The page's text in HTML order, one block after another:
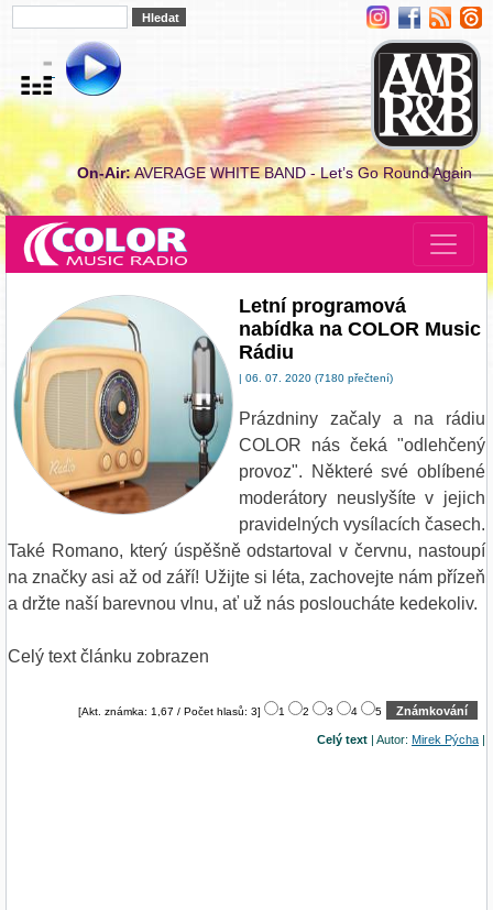
On-Air:AVERAGE WHITE BAND - Let’s Go Round Again
Letní programová
nabídka na COLOR Music
Rádiu
| 06. 07. 2020 (7180 přečtení)
Prázdniny začaly a na rádiu
COLOR nás čeká "odlehčený
provoz". Některé své oblíbené
moderátory neuslyšíte v jejich
pravidelných vysílacích časech.
Také Romano, který úspěšně odstartoval v červnu, nastoupí
na značky asi až od září! Užijte si léta, zachovejte nám přízeň
a držte naší barevnou vlnu, ať už nás posloucháte kedekoliv.
Celý text článku zobrazen
[Akt. známka: 1,67 / Počet hlasů: 3] 1 2 3 4 5
Celý text | Autor: Mirek Pýcha |